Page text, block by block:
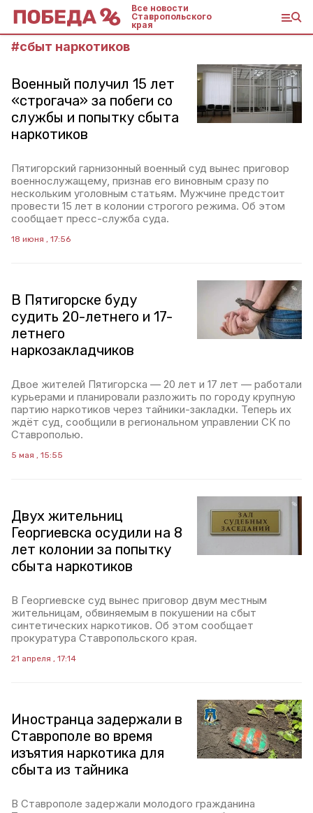
Все новости
Ставропольского
края
#сбыт наркотиков
Военный получил 15 лет
«строгача» за побеги со
службы и попытку сбыта
наркотиков
Пятигорский гарнизонный военный суд вынес приговор
военнослужащему, признав его виновным сразу по
нескольким уголовным статьям. Мужчине предстоит
провести 15 лет в колонии строгого режима. Об этом
сообщает пресс-служба суда.
18 июня , 17:56
В Пятигорске буду
судить 20-летнего и 17-
летнего
наркозакладчиков
Двое жителей Пятигорска — 20 лет и 17 лет — работали
курьерами и планировали разложить по городу крупную
партию наркотиков через тайники-закладки. Теперь их
ждёт суд, сообщили в региональном управлении СК по
Ставрополью.
5 мая , 15:55
Двух жительниц
Георгиевска осудили на 8
лет колонии за попытку
сбыта наркотиков
В Георгиевске суд вынес приговор двум местным
жительницам, обвиняемым в покушении на сбыт
синтетических наркотиков. Об этом сообщает
прокуратура Ставропольского края.
21 апреля , 17:14
Иностранца задержали в
Ставрополе во время
изъятия наркотика для
сбыта из тайника
В Ставрополе задержали молодого гражданина